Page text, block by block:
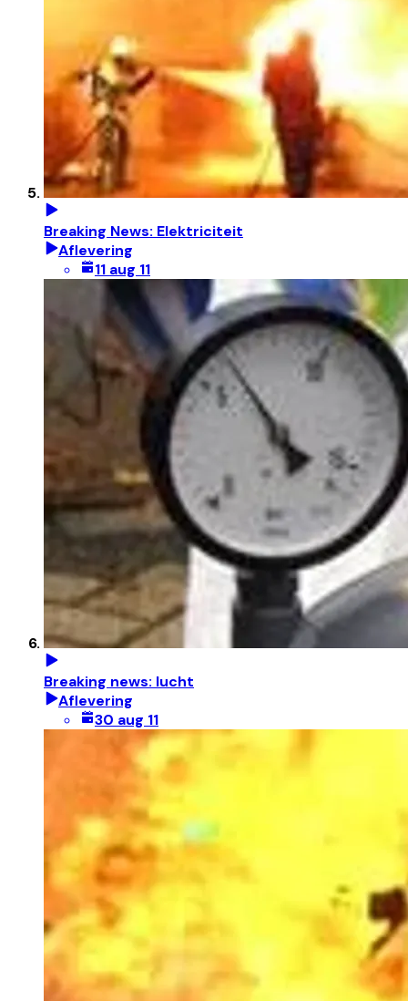
Breaking News: Elektriciteit
Aflevering
11 aug 11
Breaking news: lucht
Aflevering
30 aug 11